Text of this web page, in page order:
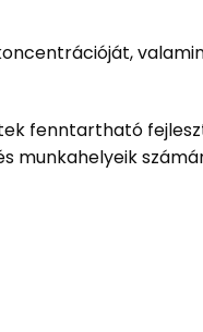
fenntartható
munkahelyeik